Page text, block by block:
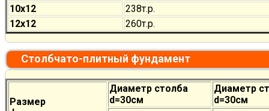
10х12
238т.р.
12х12
260т.р.
Столбчато-плитный фундамент
Размер
Диаметр столба
d=30см
Диаметр
d=30см